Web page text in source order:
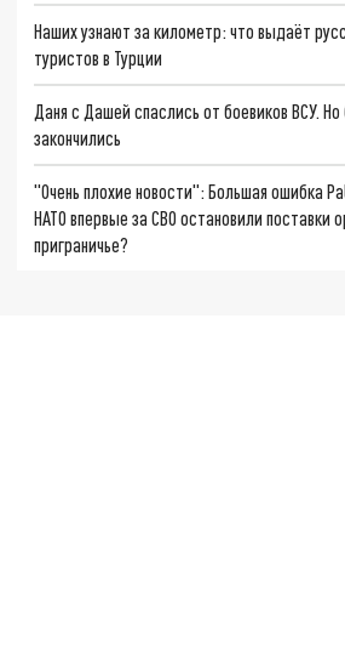
Наших узнают за километр: что выдаёт
туристов в Турции
Даня с Дашей спаслись от боевиков ВСУ.
закончились
"Очень плохие новости": Большая ошибка
НАТО впервые за СВО остановили поставки
приграничье?